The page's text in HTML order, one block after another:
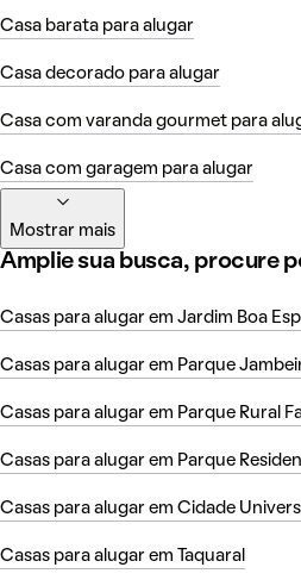
Casa barata para alugar
Casa decorado para alugar
Casa com varanda gourmet para
Casa com garagem para alugar
Mostrar mais
Amplie sua busca, procure
Casas para alugar em Jardim Boa
Casas para alugar em Parque
Casas para alugar em Parque Rural
Casas para alugar em Parque
Casas para alugar em Cidade
Casas para alugar em Taquaral